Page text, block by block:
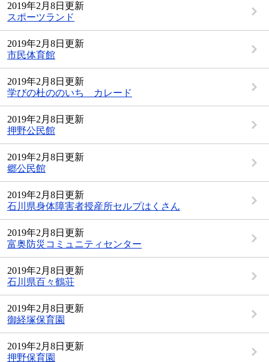
2019年2月8日更新
スポーツランド
2019年2月8日更新
市民体育館
2019年2月8日更新
学びの杜ののいち カレード
2019年2月8日更新
押野公民館
2019年2月8日更新
郷公民館
2019年2月8日更新
石川県身体障害者授産所セルプはくさん
2019年2月8日更新
富奥防災コミュニティセンター
2019年2月8日更新
石川県百々鶴荘
2019年2月8日更新
御経塚保育園
2019年2月8日更新
押野保育園